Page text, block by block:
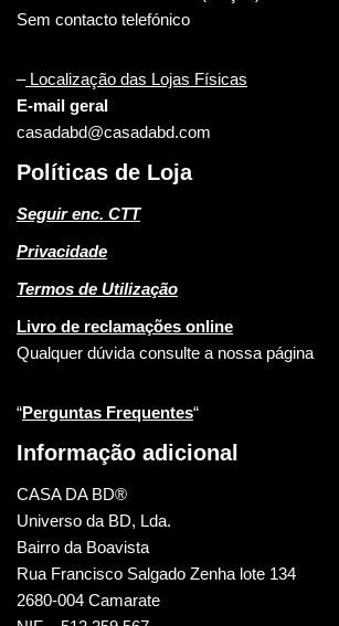
Sem contacto telefónico
–Localização das Lojas Físicas
E-mail geral
casadabd@casadabd.com
Políticas de Loja
Seguir enc. CTT
Privacidade
Termos de Utilização
Livro de reclamações online
Qualquer dúvida consulte a nossa página
“Perguntas Frequentes“
Informação adicional
CASA DA BD®
Universo da BD, Lda.
Bairro da Boavista
Rua Francisco Salgado Zenha lote 134
2680-004 Camarate